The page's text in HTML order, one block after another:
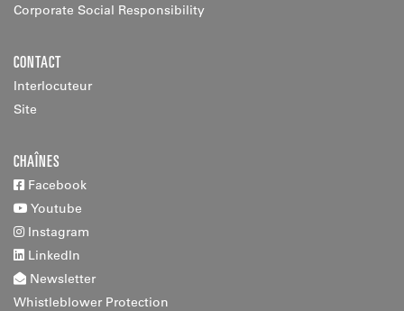
Corporate Social Responsibility
CONTACT
Interlocuteur
Site
CHAÎNES
Facebook
Youtube
Instagram
LinkedIn
Newsletter
Whistleblower Protection